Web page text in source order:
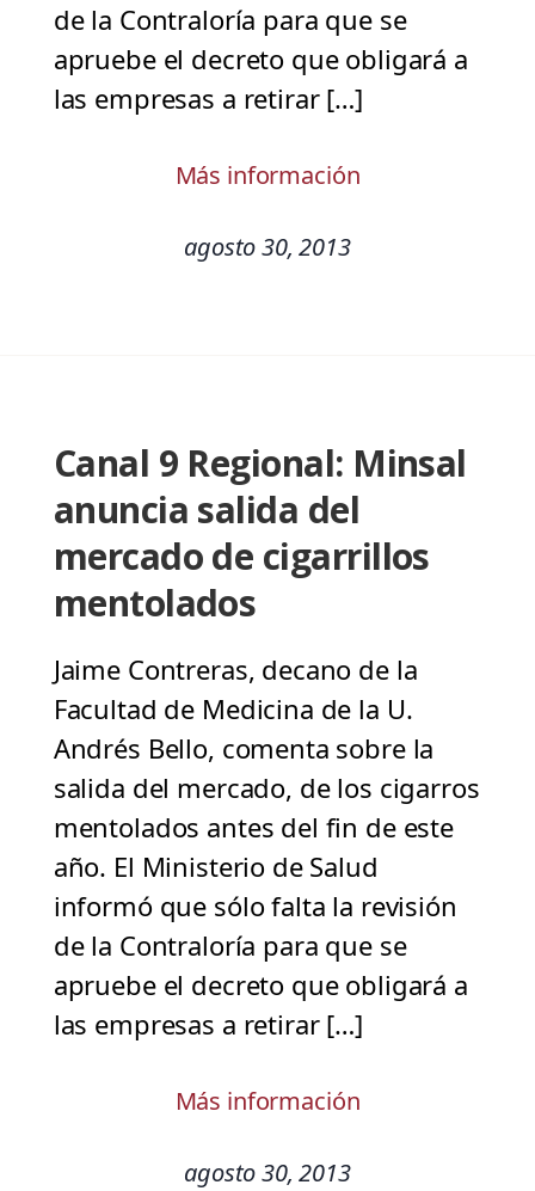
de la Contraloría para que se
apruebe el decreto que obligará a
las empresas a retirar […]
Más información
agosto 30, 2013
Canal 9 Regional: Minsal
anuncia salida del
mercado de cigarrillos
mentolados
Jaime Contreras, decano de la
Facultad de Medicina de la U.
Andrés Bello, comenta sobre la
salida del mercado, de los cigarros
mentolados antes del fin de este
año. El Ministerio de Salud
informó que sólo falta la revisión
de la Contraloría para que se
apruebe el decreto que obligará a
las empresas a retirar […]
Más información
agosto 30, 2013